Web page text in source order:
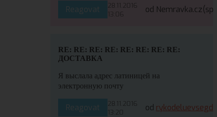
Reagovat
28.11.2016
13:06
od Nemravka.cz
RE: RE: RE: RE: RE: RE: RE: RE:
ДОСТАВКА
Я выслала адрес латиницей на
электронную почту
Reagovat
28.11.2016
13:20
od rykodeluevsegda